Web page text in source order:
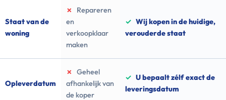
Staat van de
woning
✗
Repareren
en
verkoopklaar
maken
✓ Wij kopen in de huidige,
verouderde staat
Opleverdatum
✗
Geheel
afhankelijk van
de koper
✓ U bepaalt zélf exact de
leveringsdatum